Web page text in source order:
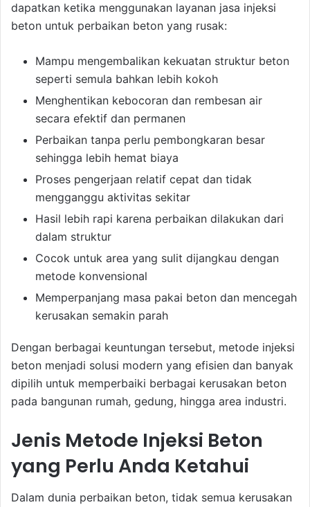
dapatkan ketika menggunakan layanan jasa injeksi
beton untuk perbaikan beton yang rusak:
Mampu mengembalikan kekuatan struktur beton
seperti semula bahkan lebih kokoh
Menghentikan kebocoran dan rembesan air
secara efektif dan permanen
Perbaikan tanpa perlu pembongkaran besar
sehingga lebih hemat biaya
Proses pengerjaan relatif cepat dan tidak
mengganggu aktivitas sekitar
Hasil lebih rapi karena perbaikan dilakukan dari
dalam struktur
Cocok untuk area yang sulit dijangkau dengan
metode konvensional
Memperpanjang masa pakai beton dan mencegah
kerusakan semakin parah
Dengan berbagai keuntungan tersebut, metode injeksi
beton menjadi solusi modern yang efisien dan banyak
dipilih untuk memperbaiki berbagai kerusakan beton
pada bangunan rumah, gedung, hingga area industri.
Jenis Metode Injeksi Beton
yang Perlu Anda Ketahui
Dalam dunia perbaikan beton, tidak semua kerusakan